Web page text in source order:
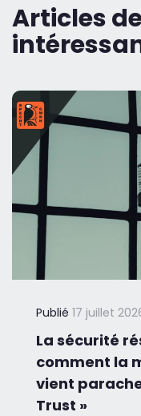
Articles
Publié 17 juillet
La sécurité
comment la
vient
Trust »